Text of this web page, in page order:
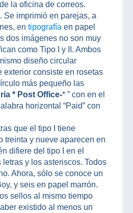
la oficina de correos.
Se imprimió en parejas, a
en tipografía en papel
dos imágenes no son muy
como Tipo I y II. Ambos
diseño circular
exterior consiste en rosetas
más pequeño las
* Post Office-* ” con en el
horizontal “Paid” con
que el tipo I tiene
treinta y nueve aparecen en
difiere del tipo I en el
y los asteriscos. Todos
Ahora, sólo se conoce un
y seis en papel marrón.
sellos al mismo tiempo
existido al menos un